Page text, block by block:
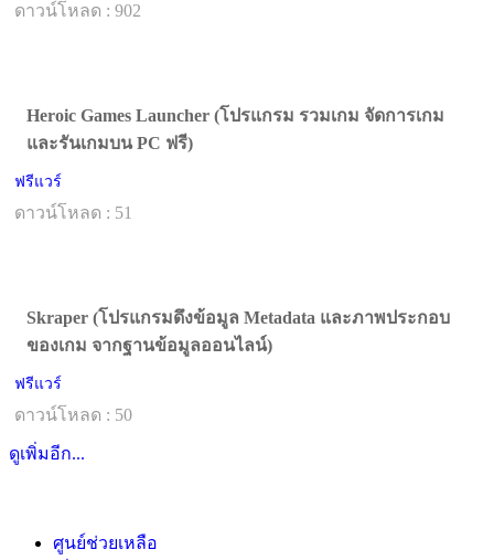
ดาวน์โหลด : 902
Heroic Games Launcher (โปรแกรม รวมเกม จัดการเกม
และรันเกมบน PC ฟรี)
ฟรีแวร์
ดาวน์โหลด : 51
Skraper (โปรแกรมดึงข้อมูล Metadata และภาพประกอบ
ของเกม จากฐานข้อมูลออนไลน์)
ฟรีแวร์
ดาวน์โหลด : 50
ดูเพิ่มอีก...
ศูนย์ช่วยเหลือ